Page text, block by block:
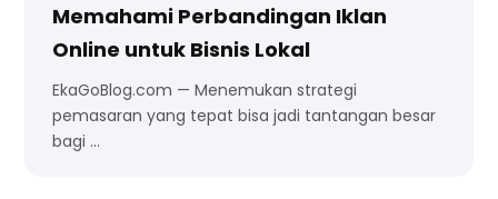
Memahami Perbandingan Iklan
Online untuk Bisnis Lokal
EkaGoBlog.com — Menemukan strategi
pemasaran yang tepat bisa jadi tantangan besar
bagi …